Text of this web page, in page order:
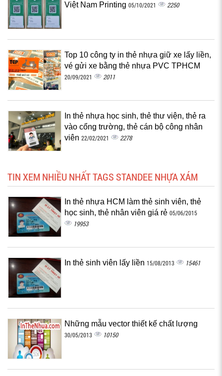
Việt Nam Printing 05/10/2021 2250
Top 10 công ty in thẻ nhựa giữ xe lấy liền,
vé gửi xe bằng thẻ nhựa PVC TPHCM
20/09/2021 2011
In thẻ nhựa học sinh, thẻ thư viện, thẻ ra
vào cổng trường, thẻ cán bộ công nhân
viên 22/02/2021 2278
TIN XEM NHIỀU NHẤT TAGS STANDEE NHỰA XÁM
In thẻ nhựa HCM làm thẻ sinh viên, thẻ
học sinh, thẻ nhân viên giá rẻ 05/06/2015
19953
In thẻ sinh viên lấy liền 15/08/2013 15461
Những mẫu vector thiết kế chất lượng
30/05/2013 10150